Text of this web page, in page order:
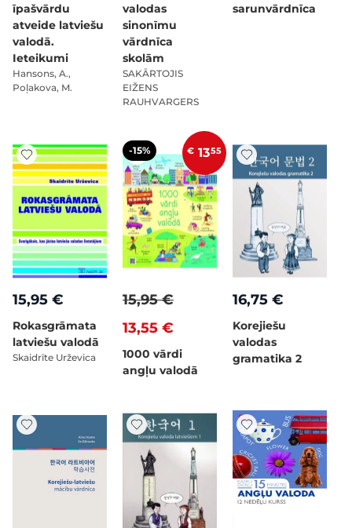
īpašvārdu
atveide latviešu
valodā.
Ieteikumi
Hansons, A.,
Poļakova, M.
valodas
sinonīmu
vārdnīca
skolām
SAKĀRTOJIS
EIŽENS
RAUHVARGERS
sarunvārdnīca
15,95 €
Rokasgrāmata
latviešu valodā
Skaidrīte Urževica
-15% € 1355
13,55 €
15,95 €
1000 vārdi
angļu valodā
16,75 €
Korejiešu
valodas
gramatika 2